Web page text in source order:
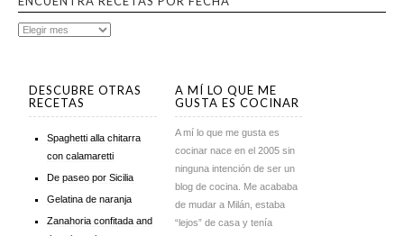
DESCUBRE OTRAS
RECETAS
Spaghetti alla chitarra
con calamaretti
De paseo por Sicilia
Gelatina de naranja
Zanahoria confitada and
A MÍ LO QUE ME
GUSTA ES COCINAR
A mí lo que me gusta es
cocinar nace en el 2005 sin
ninguna intención de ser un
blog de cocina. Me acababa
de mudar a Milán, estaba
“lejos” de casa y tenía